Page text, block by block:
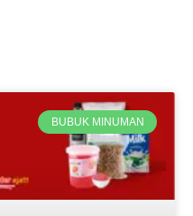
BUBUK MINUMAN